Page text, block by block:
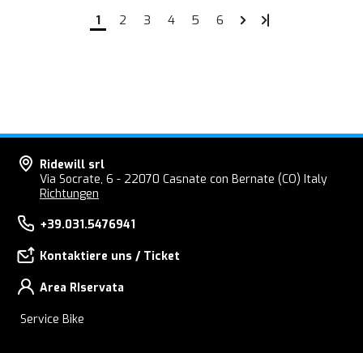
1 2 3 4 5 6
Ridewill srl
Via Socrate, 6 - 22070 Casnate con Bernate (CO) Italy
Richtungen
+39.031.5476941
Kontaktiere uns / Ticket
Area RIservata
Service Bike